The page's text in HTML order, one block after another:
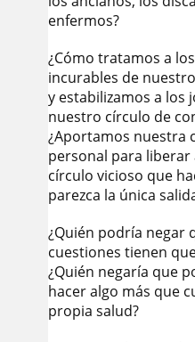
enfermos?
¿Cómo tratamos a
incurables de
y estabilizamos a los
nuestro círculo de
¿Aportamos nuestra
personal para liberar
círculo vicioso que
parezca la única
¿Quién podría negar
cuestiones tienen
¿Quién negaría que
hacer algo más que
propia salud?